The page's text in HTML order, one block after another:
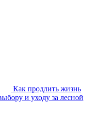
Как продлить жизнь
и уходу за лесной